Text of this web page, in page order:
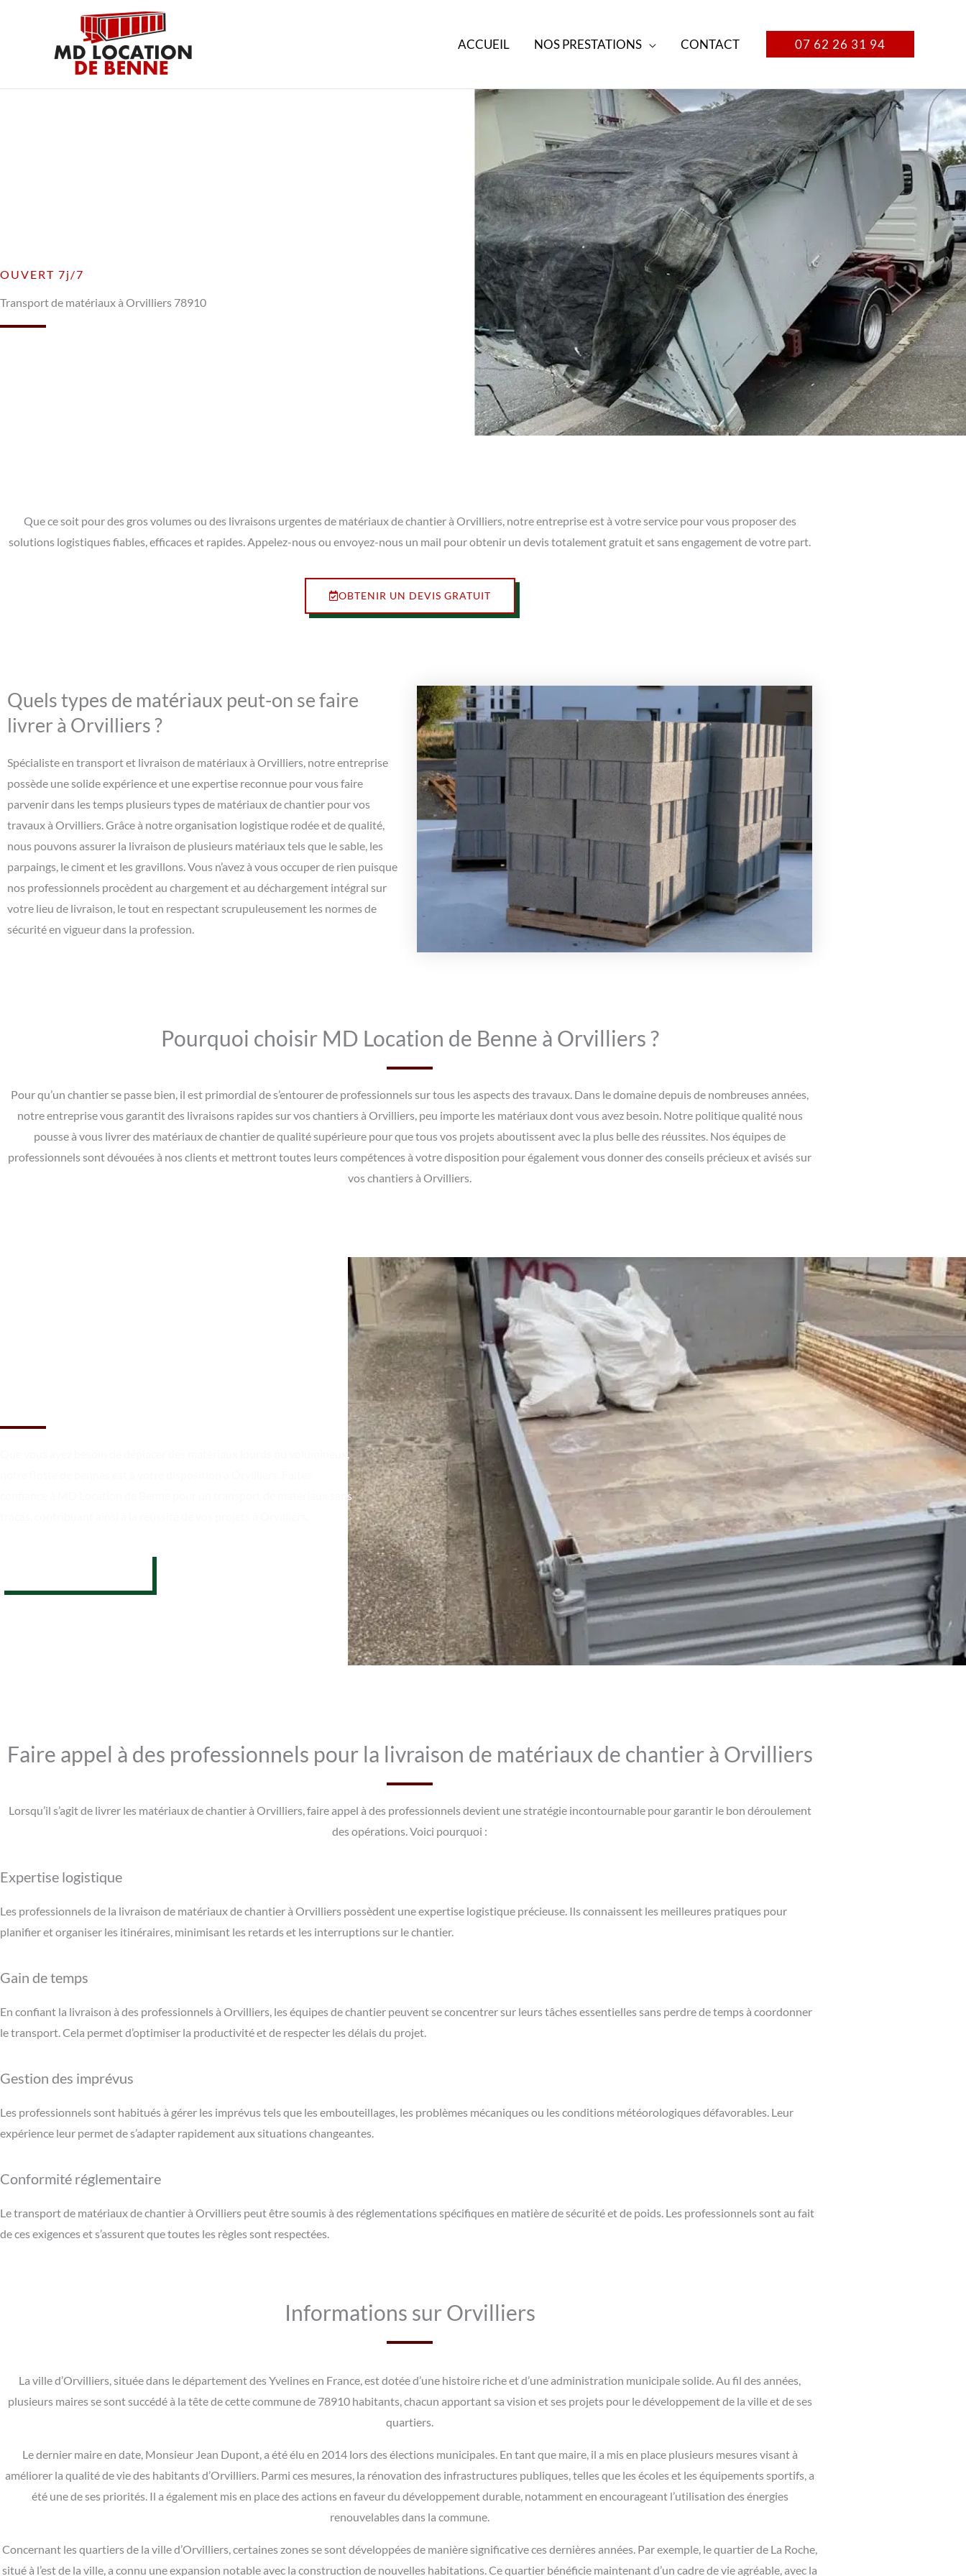
ACCUEIL NOS PRESTATIONS CONTACT 07 62 26 31 94
OUVERT 7j/7
Transport de matériaux à Orvilliers 78910
Que ce soit pour des gros volumes ou des livraisons urgentes de matériaux de chantier à Orvilliers, notre entreprise est à votre service pour vous proposer des
solutions logistiques fiables, efficaces et rapides. Appelez-nous ou envoyez-nous un mail pour obtenir un devis totalement gratuit et sans engagement de votre part.
OBTENIR UN DEVIS GRATUIT
Quels types de matériaux peut-on se faire
livrer à Orvilliers ?
Spécialiste en transport et livraison de matériaux à Orvilliers, notre entreprise
possède une solide expérience et une expertise reconnue pour vous faire
parvenir dans les temps plusieurs types de matériaux de chantier pour vos
travaux à Orvilliers. Grâce à notre organisation logistique rodée et de qualité,
nous pouvons assurer la livraison de plusieurs matériaux tels que le sable, les
parpaings, le ciment et les gravillons. Vous n’avez à vous occuper de rien puisque
nos professionnels procèdent au chargement et au déchargement intégral sur
votre lieu de livraison, le tout en respectant scrupuleusement les normes de
sécurité en vigueur dans la profession.
Pourquoi choisir MD Location de Benne à Orvilliers ?
Pour qu’un chantier se passe bien, il est primordial de s’entourer de professionnels sur tous les aspects des travaux. Dans le domaine depuis de nombreuses années,
notre entreprise vous garantit des livraisons rapides sur vos chantiers à Orvilliers, peu importe les matériaux dont vous avez besoin. Notre politique qualité nous
pousse à vous livrer des matériaux de chantier de qualité supérieure pour que tous vos projets aboutissent avec la plus belle des réussites. Nos équipes de
professionnels sont dévouées à nos clients et mettront toutes leurs compétences à votre disposition pour également vous donner des conseils précieux et avisés sur
vos chantiers à Orvilliers.
Que vous ayez besoin de déplacer des matériaux lourds ou volumineux,
confiance à MD Location de Benne pour un transport de matériaux sans
Faire appel à des professionnels pour la livraison de matériaux de chantier à Orvilliers
Lorsqu’il s’agit de livrer les matériaux de chantier à Orvilliers, faire appel à des professionnels devient une stratégie incontournable pour garantir le bon déroulement
des opérations. Voici pourquoi :
Expertise logistique
Les professionnels de la livraison de matériaux de chantier à Orvilliers possèdent une expertise logistique précieuse. Ils connaissent les meilleures pratiques pour
planifier et organiser les itinéraires, minimisant les retards et les interruptions sur le chantier.
Gain de temps
En confiant la livraison à des professionnels à Orvilliers, les équipes de chantier peuvent se concentrer sur leurs tâches essentielles sans perdre de temps à coordonner
le transport. Cela permet d’optimiser la productivité et de respecter les délais du projet.
Gestion des imprévus
Les professionnels sont habitués à gérer les imprévus tels que les embouteillages, les problèmes mécaniques ou les conditions météorologiques défavorables. Leur
expérience leur permet de s’adapter rapidement aux situations changeantes.
Conformité réglementaire
Le transport de matériaux de chantier à Orvilliers peut être soumis à des réglementations spécifiques en matière de sécurité et de poids. Les professionnels sont au fait
de ces exigences et s’assurent que toutes les règles sont respectées.
Informations sur Orvilliers
La ville d’Orvilliers, située dans le département des Yvelines en France, est dotée d’une histoire riche et d’une administration municipale solide. Au fil des années,
plusieurs maires se sont succédé à la tête de cette commune de 78910 habitants, chacun apportant sa vision et ses projets pour le développement de la ville et de ses
quartiers.
Le dernier maire en date, Monsieur Jean Dupont, a été élu en 2014 lors des élections municipales. En tant que maire, il a mis en place plusieurs mesures visant à
améliorer la qualité de vie des habitants d’Orvilliers. Parmi ces mesures, la rénovation des infrastructures publiques, telles que les écoles et les équipements sportifs, a
été une de ses priorités. Il a également mis en place des actions en faveur du développement durable, notamment en encourageant l’utilisation des énergies
renouvelables dans la commune.
Concernant les quartiers de la ville d’Orvilliers, certaines zones se sont développées de manière significative ces dernières années. Par exemple, le quartier de La Roche,
situé à l’est de la ville, a connu une expansion notable avec la construction de nouvelles habitations. Ce quartier bénéficie maintenant d’un cadre de vie agréable, avec la